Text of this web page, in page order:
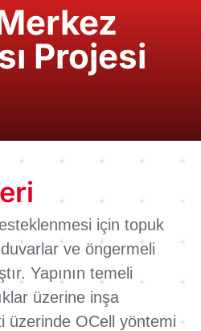
Projesi
için topuk
ve öngermeli
Yapının temeli
üzerine inşa
üzerinde OCell yöntemi